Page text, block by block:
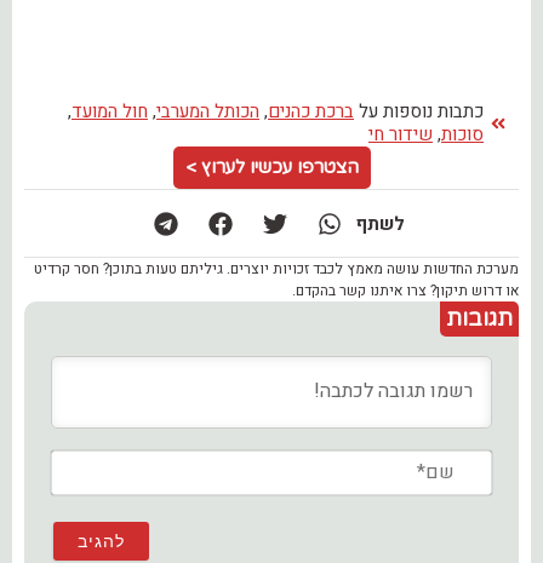
כתבות נוספות עלברכת כהנים, הכותל המערבי, חול המועד,
סוכות, שידור חי
הצטרפו עכשיו לערוץ >
לשתף
מערכת החדשות עושה מאמץ לכבד זכויות יוצרים. גיליתם טעות בתוכן? חסר קרדיט
או דרוש תיקון? צרו איתנו קשר בהקדם.
תגובות